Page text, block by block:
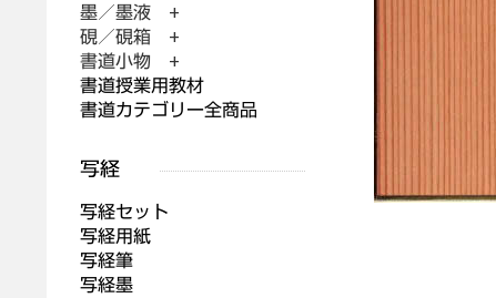
墨／墨液 +
硯／硯箱 +
書道小物 +
書道授業用教材
書道カテゴリー全商品
写経セット
写経用紙
写経筆
写経墨